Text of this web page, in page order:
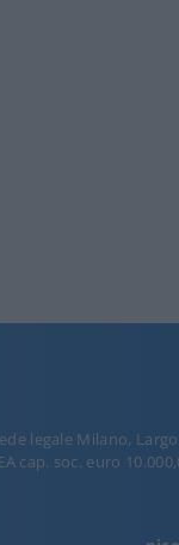
legale Milano,
cap. soc. euro